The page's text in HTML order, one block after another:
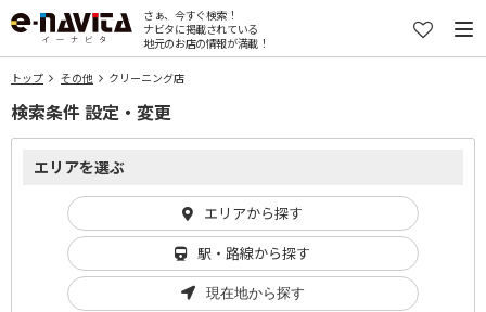
さぁ、今すぐ検索！
ナビタに掲載されている
地元のお店の情報が満載！
トップ その他 クリーニング店
検索条件 設定・変更
エリアを選ぶ
エリアから探す
駅・路線から探す
現在地から探す